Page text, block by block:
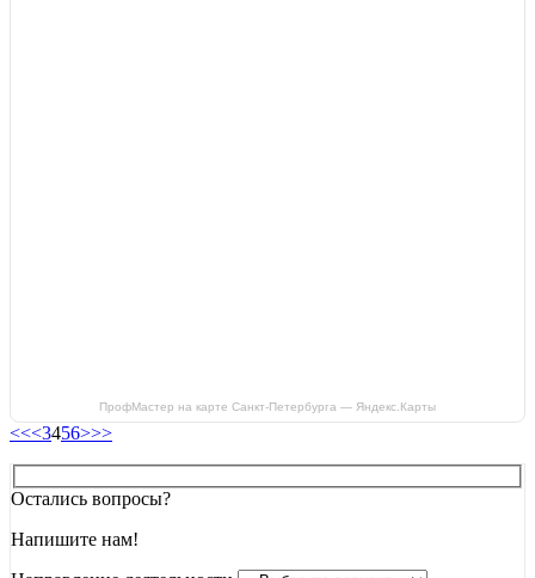
ПрофМастер на карте Санкт-Петербурга — Яндекс.Карты
<<<3456>>>
Остались вопросы?
Напишите нам!